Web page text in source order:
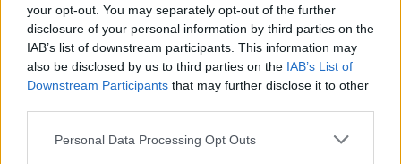
your opt-out. You may separately opt-out of the further
disclosure of your personal information by third parties on the
IAB’s list of downstream participants. This information may
also be disclosed by us to third parties on the IAB’s List of
Downstream Participants that may further disclose it to other
Personal Data Processing Opt Outs
"Gaich ha 20 anni, non dobbiamo dargli
troppe responsabilità, è stato bravo, sapevo
che aveva un'ora nelle gambe. Abbiamo
se comunque abbiamo provato a vincerla.